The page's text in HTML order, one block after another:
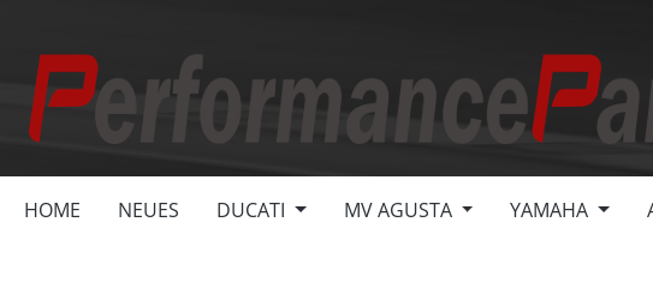
HOME NEUES DUCATI MV AGUSTA YAMAHA